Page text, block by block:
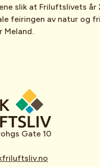
slik at Friluftslivets år
feiringen av natur og
Meland.
Gate 10